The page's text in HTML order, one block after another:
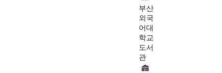
부산
외국
어대
학교
도서
관